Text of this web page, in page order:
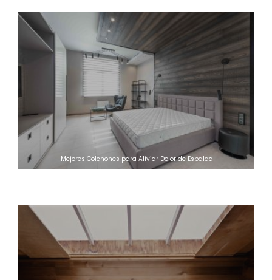
Mejores Colchones para Aliviar Dolor de Espalda
Los mejores trucos para ahorrar en la factura de la luz estas